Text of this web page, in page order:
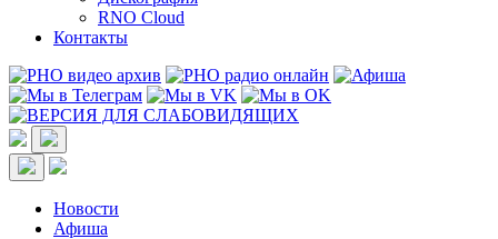
RNO Cloud
Контакты
Новости
Афиша